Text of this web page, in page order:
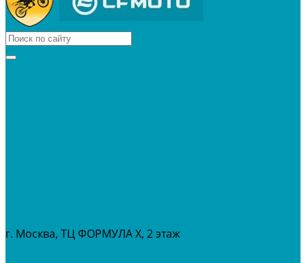
г. Москва, ТЦ ФОРМУЛА Х, 2 этаж